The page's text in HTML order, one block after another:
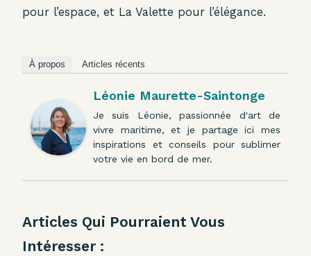
pour l’espace, et La Valette pour l’élégance.
À propos Articles récents
Léonie Maurette-Saintonge
Je suis Léonie, passionnée d'art de
vivre maritime, et je partage ici mes
inspirations et conseils pour sublimer
votre vie en bord de mer.
Articles Qui Pourraient Vous
Intéresser :